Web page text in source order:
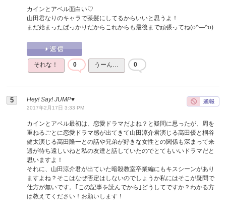
カインとアベル面白い♡
山田君なりのキャラで茶髪にしてるからいいと思うよ！
まだ始まったばっかりだからこれからも最後まで頑張ってね(o^―^o)
それな！ 0 うーん… 0
Hey! Say! JUMP♥
2017年2月17日 3:33 PM
カインとアベル最初は、恋愛ドラマだよね？と疑問に思ったが、周を
重ねるごとに恋愛ドラマ感が出てきて山田涼介君演じる高田優と桐谷
健太演じる高田隆一との話や兄弟が好きな女性との関係も深まって来
週が待ち遠しいねと私の友達と話していたのでとてもいいドラマだと
思いますよ！
それに、山田涼介君が出ていた暗殺教室卒業編にもキスシーンがあり
ますよね？そこはなぜ否定はしないのでしょうか私にはそこが疑問で
仕方が無いです。｢この記事を読んでから｣どうしてですか？わかる方
は教えてください！お願いします！